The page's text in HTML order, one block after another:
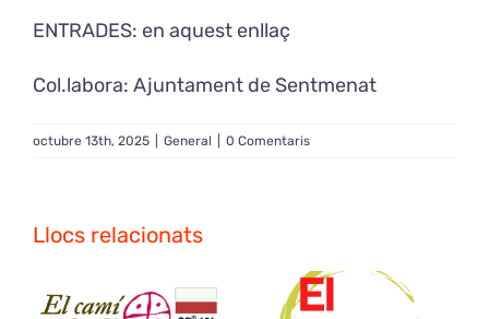
ENTRADES: en aquest enllaç
Col.labora: Ajuntament de Sentmenat
octubre 13th, 2025 General 0 Comentaris
Llocs relacionats